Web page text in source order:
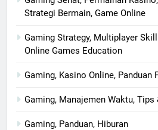
Strategi Bermain, Game Online
Gaming Strategy, Multiplayer
Online Games Education
Gaming, Kasino Online, Panduan
Gaming, Manajemen Waktu, Tips
Gaming, Panduan, Hiburan